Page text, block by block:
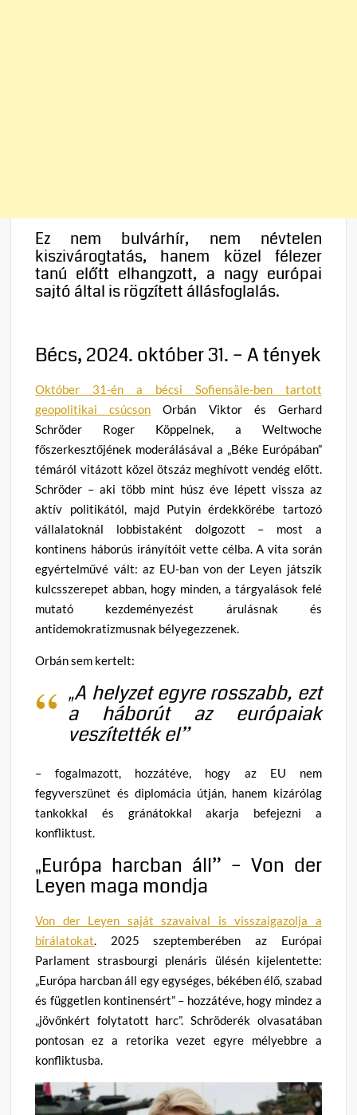
Ez nem bulvárhír, nem névtelen
kiszivárogtatás, hanem közel félezer
tanú előtt elhangzott, a nagy európai
sajtó által is rögzített állásfoglalás.
Bécs, 2024. október 31. – A tények
Október 31-én a bécsi Sofiensäle-ben tartott
geopolitikai csúcson Orbán Viktor és Gerhard
Schröder Roger Köppelnek, a Weltwoche
főszerkesztőjének moderálásával a „Béke Európában”
témáról vitázott közel ötszáz meghívott vendég előtt.
Schröder – aki több mint húsz éve lépett vissza az
aktív politikától, majd Putyin érdekkörébe tartozó
vállalatoknál lobbistaként dolgozott – most a
kontinens háborús irányítóit vette célba. A vita során
egyértelművé vált: az EU-ban von der Leyen játszik
kulcsszerepet abban, hogy minden, a tárgyalások felé
mutató kezdeményezést árulásnak és
antidemokratizmusnak bélyegezzenek.
Orbán sem kertelt:
„A helyzet egyre rosszabb, ezt
a háborút az európaiak
veszítették el”
– fogalmazott, hozzátéve, hogy az EU nem
fegyverszünet és diplomácia útján, hanem kizárólag
tankokkal és gránátokkal akarja befejezni a
konfliktust.
„Európa harcban áll” – Von der
Leyen maga mondja
Von der Leyen saját szavaival is visszaigazolja a
bírálatokat. 2025 szeptemberében az Európai
Parlament strasbourgi plenáris ülésén kijelentette:
„Európa harcban áll egy egységes, békében élő, szabad
és független kontinensért” – hozzátéve, hogy mindez a
„jövőnkért folytatott harc”. Schröderék olvasatában
pontosan ez a retorika vezet egyre mélyebbre a
konfliktusba.